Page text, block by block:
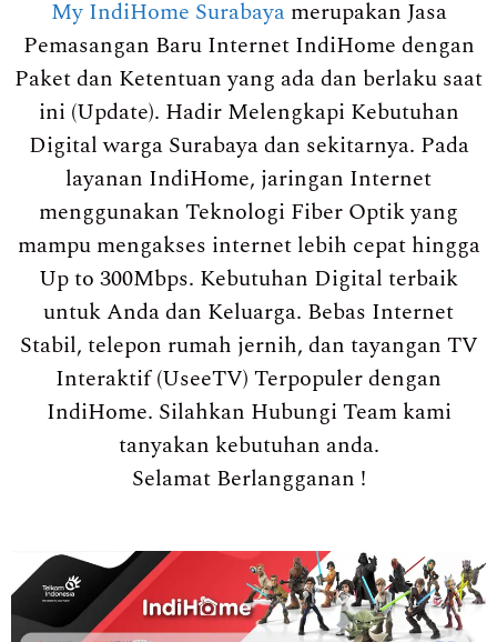
My IndiHome Surabayamerupakan Jasa
Pemasangan Baru Internet IndiHome dengan
Paket dan Ketentuan yang ada dan berlaku saat
ini (Update). Hadir Melengkapi Kebutuhan
Digital warga Surabaya dan sekitarnya. Pada
layanan IndiHome, jaringan Internet
menggunakan Teknologi Fiber Optik yang
mampu mengakses internet lebih cepat hingga
Up to 300Mbps. Kebutuhan Digital terbaik
untuk Anda dan Keluarga. Bebas Internet
Stabil, telepon rumah jernih, dan tayangan TV
Interaktif (UseeTV) Terpopuler dengan
IndiHome. Silahkan Hubungi Team kami
tanyakan kebutuhan anda.
Selamat Berlangganan !